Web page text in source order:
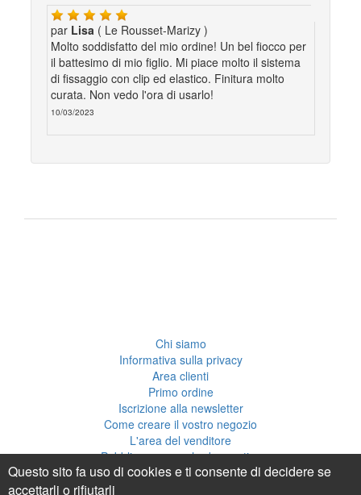
par Lisa ( Le Rousset-Marizy )
Molto soddisfatto del mio ordine! Un bel fiocco per
il battesimo di mio figlio. Mi piace molto il sistema
di fissaggio con clip ed elastico. Finitura molto
curata. Non vedo l'ora di usarlo!
10/03/2023
Chi siamo
Informativa sulla privacy
Area clienti
Primo ordine
Iscrizione alla newsletter
Come creare il vostro negozio
L'area del venditore
Pubblicare una scheda creativa
Questo sito fa uso di cookies e ti consente di decidere se
accettarli o rifiutarli